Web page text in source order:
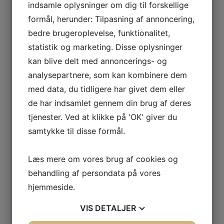
36 m² lejlighed (wc+bad)
A
8.820 DKK /uge
1.260 DKK /nat
B
7.994 DKK /uge
1.142 DKK /nat
C
1.995 DKK
895 DKK
D
1.795 DKK
740 DKK /nat (søn-fre)
indsamle oplysninger om dig til forskellige
formål, herunder: Tilpasning af annoncering,
bedre brugeroplevelse, funktionalitet,
statistik og marketing. Disse oplysninger
kan blive delt med annoncerings- og
analysepartnere, som kan kombinere dem
med data, du tidligere har givet dem eller
de har indsamlet gennem din brug af deres
tjenester. Ved at klikke på 'OK' giver du
samtykke til disse formål.
Læs mere om vores brug af cookies og
behandling af persondata på vores
hjemmeside.
VIS DETALJER